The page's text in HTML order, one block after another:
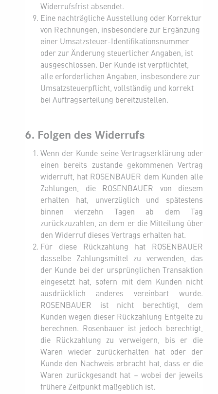
Widerrufsfrist absendet.
Eine nachträgliche Ausstellung oder Korrektur
von Rechnungen, insbesondere zur Ergänzung
einer Umsatzsteuer-Identifikationsnummer
oder zur Änderung steuerlicher Angaben, ist
ausgeschlossen. Der Kunde ist verpflichtet,
alle erforderlichen Angaben, insbesondere zur
Umsatzsteuerpflicht, vollständig und korrekt
bei Auftragserteilung bereitzustellen.
6. Folgen des Widerrufs
Wenn der Kunde seine Vertragserklärung oder
einen bereits zustande gekommenen Vertrag
widerruft, hat ROSENBAUER dem Kunden alle
Zahlungen, die ROSENBAUER von diesem
erhalten hat, unverzüglich und spätestens
binnen vierzehn Tagen ab dem Tag
zurückzuzahlen, an dem er die Mitteilung über
den Widerruf dieses Vertrags erhalten hat.
Für diese Rückzahlung hat ROSENBAUER
dasselbe Zahlungsmittel zu verwenden, das
der Kunde bei der ursprünglichen Transaktion
eingesetzt hat, sofern mit dem Kunden nicht
ausdrücklich anderes vereinbart wurde.
ROSENBAUER ist nicht berechtigt, dem
Kunden wegen dieser Rückzahlung Entgelte zu
berechnen. Rosenbauer ist jedoch berechtigt,
die Rückzahlung zu verweigern, bis er die
Waren wieder zurückerhalten hat oder der
Kunde den Nachweis erbracht hat, dass er die
Waren zurückgesandt hat – wobei der jeweils
frühere Zeitpunkt maßgeblich ist.